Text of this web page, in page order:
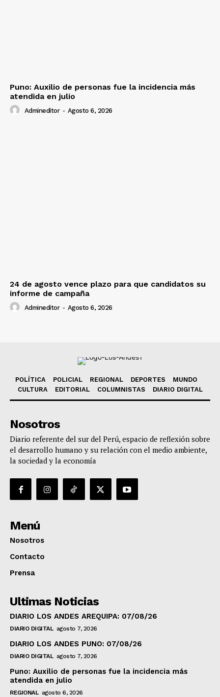
Puno: Auxilio de personas fue la incidencia más
atendida en julio
Admineditor - Agosto 6, 2026
24 de agosto vence plazo para que candidatos su
informe de campaña
Admineditor - Agosto 6, 2026
POLÍTICA POLICIAL REGIONAL DEPORTES
MUNDO
CULTURA
EDITORIAL COLUMNISTAS DIARIO DIGITAL
Nosotros
Diario referente del sur del Perú, espacio de reflexión sobre
el desarrollo humano y su relación con el medio ambiente,
la sociedad y la economía
Menú
Nosotros
Contacto
Prensa
Ultimas Noticias
DIARIO LOS ANDES AREQUIPA: 07/08/26
DIARIO DIGITAL agosto 7, 2026
DIARIO LOS ANDES PUNO: 07/08/26
DIARIO DIGITAL agosto 7, 2026
Puno: Auxilio de personas fue la incidencia más
atendida en julio
REGIONAL agosto 6, 2026